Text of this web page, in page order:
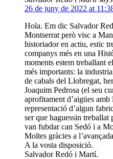
26 de juny de 2022 at
Hola. Em dic Salvador
Montserrat però visc a
historiador en actiu, estic
companys més en una
moments estem treballant
més importants: la
de cabals del Llobregat,
Joaquim Pedrosa (el seu
aprofitament d’aigües
representació d’algun
ser que haguessin
van fubdar can Sedó i a
Moltes gràcies a
A la vosta disposició.
Salvador Redó i Martí.